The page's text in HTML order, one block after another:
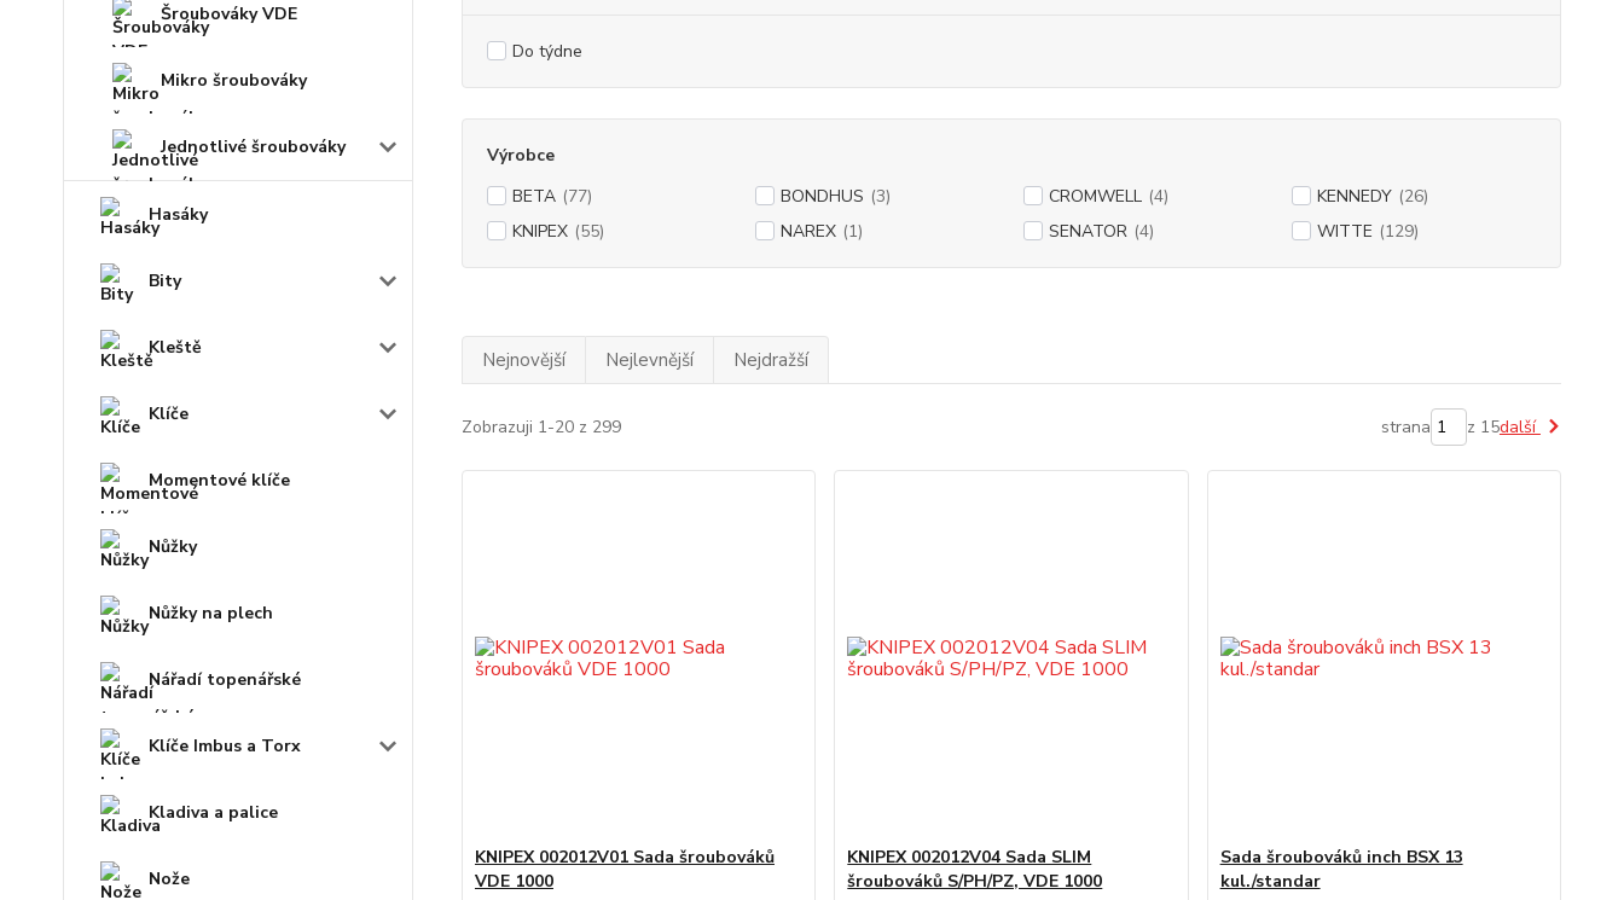
Šroubováky VDE
Mikro šroubováky
Jednotlivé šroubováky
Hasáky
Bity
Kleště
Klíče
Momentové klíče
Nůžky
Nůžky na plech
Nářadí topenářské
Klíče Imbus a Torx
Kladiva a palice
Nože
Do týdne
Výrobce
BETA (77) BONDHUS (3) CROMWELL (4) KENNEDY (26)
KNIPEX (55) NAREX (1) SENATOR (4) WITTE (129)
Nejnovější Nejlevnější Nejdražší
Zobrazuji 1-20 z 299 strana z 15další
KNIPEX 002012V01 Sada šroubováků
VDE 1000
KNIPEX 002012V04 Sada SLIM
šroubováků S/PH/PZ, VDE 1000
Sada šroubováků inch BSX 13
kul./standar